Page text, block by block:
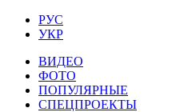
РУС
УКР
ВИДЕО
ФОТО
ПОПУЛЯРНЫЕ
СПЕЦПРОЕКТЫ